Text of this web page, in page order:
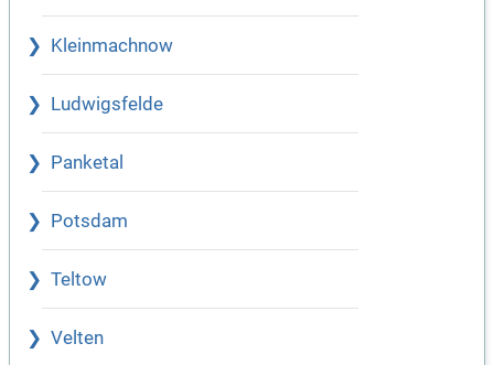
Kleinmachnow
Ludwigsfelde
Panketal
Potsdam
Teltow
Velten